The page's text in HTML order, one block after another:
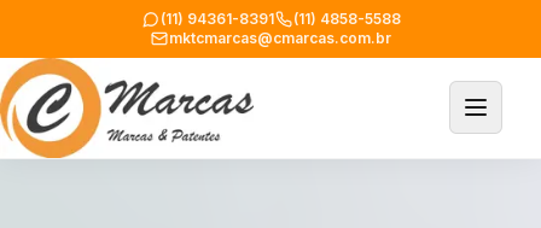
(11) 94361-8391
(11) 4858-5588
mktcmarcas@cmarcas.com.br